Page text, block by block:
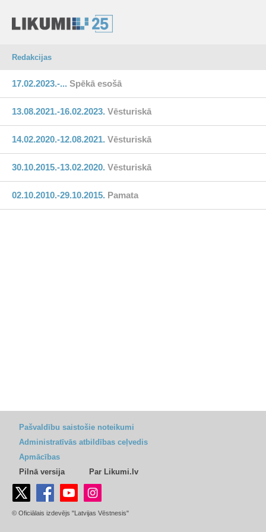
Redakcijas
17.02.2023.-... Spēkā esošā
13.08.2021.-16.02.2023. Vēsturiskā
14.02.2020.-12.08.2021. Vēsturiskā
30.10.2015.-13.02.2020. Vēsturiskā
02.10.2010.-29.10.2015. Pamata
Pašvaldību saistošie noteikumi
Administratīvās atbildības ceļvedis
Apmācības
Pilnā versija
Par Likumi.lv
© Oficiālais izdevējs "Latvijas Vēstnesis"